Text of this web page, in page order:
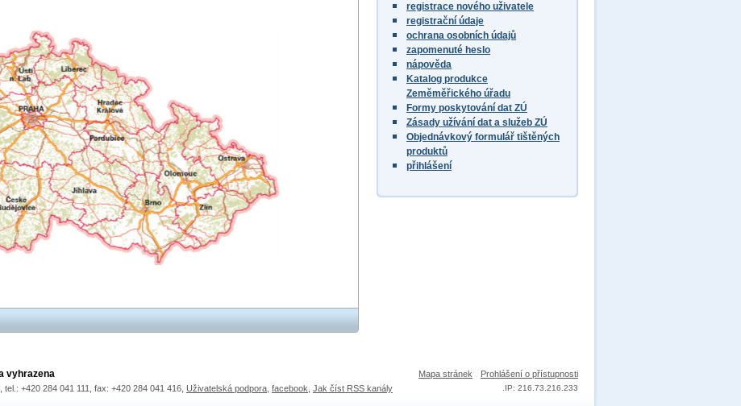
registrace nového uživatele
registrační údaje
ochrana osobních údajů
zapomenuté heslo
nápověda
Katalog produkce
Zeměměřického úřadu
Formy poskytování dat ZÚ
Zásady užívání dat a služeb ZÚ
Objednávkový formulář tištěných
produktů
přihlášení
Mapa stránek Prohlášení o přístupnosti
IP: 216.73.216.233
vyhrazena
+420 284 041 111, fax: +420 284 041 416, Uživatelská podpora facebook Jak číst RSS kanály